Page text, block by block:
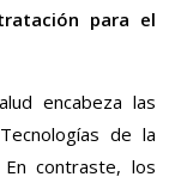
para el
encabeza las
de la
En contraste, los